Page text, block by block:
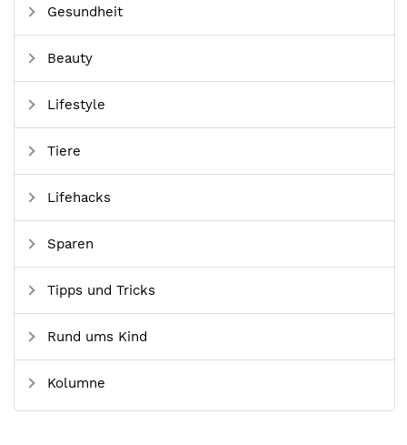
Gesundheit
Beauty
Lifestyle
Tiere
Lifehacks
Sparen
Tipps und Tricks
Rund ums Kind
Kolumne